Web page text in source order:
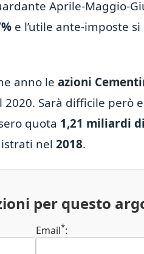
Aprile-Maggio-
e l’utile ante-imposte
anno le azioni
Sarà difficile però
quota 1,21 miliardi
nel 2018.
per questo
Email*: